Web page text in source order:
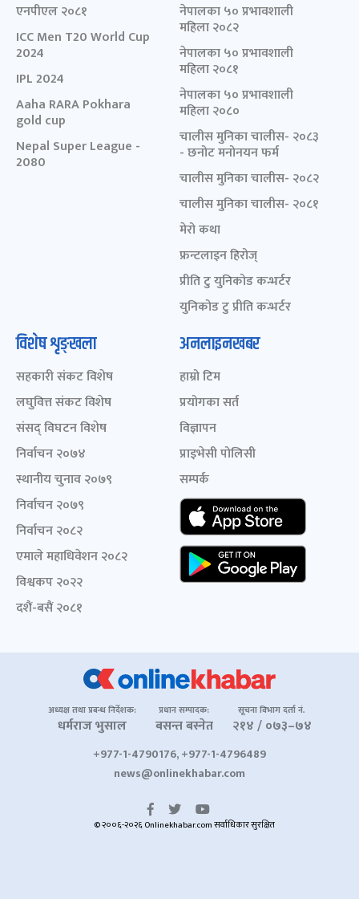
एनपीएल २०८१
ICC Men T20 World Cup
2024
IPL 2024
Aaha RARA Pokhara
gold cup
Nepal Super League -
2080
नेपालका ५० प्रभावशाली
महिला २०८२
नेपालका ५० प्रभावशाली
महिला २०८१
नेपालका ५० प्रभावशाली
महिला २०८०
चालीस मुनिका चालीस- २०८३
- छनोट मनोनयन फर्म
चालीस मुनिका चालीस- २०८२
चालीस मुनिका चालीस- २०८१
मेरो कथा
फ्रन्टलाइन हिरोज्
प्रीति टु युनिकोड कन्भर्टर
युनिकोड टु प्रीति कन्भर्टर
विशेष शृङ्खला
सहकारी संकट विशेष
लघुवित्त संकट विशेष
संसद् विघटन विशेष
निर्वाचन २०७४
स्थानीय चुनाव २०७९
निर्वाचन २०७९
निर्वाचन २०८२
एमाले महाधिवेशन २०८२
विश्वकप २०२२
दशैं-बसैं २०८१
अनलाइनखबर
हाम्रो टिम
प्रयोगका सर्त
विज्ञापन
प्राइभेसी पोलिसी
सम्पर्क
अध्यक्ष तथा प्रबन्ध निर्देशक:
धर्मराज भुसाल
प्रधान सम्पादक:
बसन्त बस्नेत
सूचना विभाग दर्ता नं.
२१४ / ०७३–७४
+977-1-4790176, +977-1-4796489
news@onlinekhabar.com
© २००६-२०२६ Onlinekhabar.com सर्वाधिकार सुरक्षित